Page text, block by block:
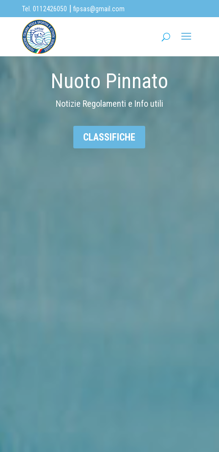
Tel. 0112426050 | fipsas@gmail.com
Nuoto Pinnato
Notizie Regolamenti e Info utili
CLASSIFICHE